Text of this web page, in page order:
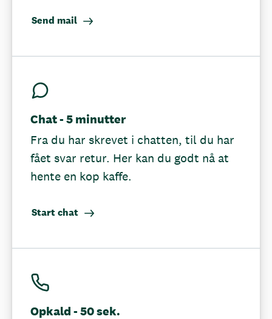
Send mail
Chat - 5 minutter
Fra du har skrevet i chatten, til du har
fået svar retur. Her kan du godt nå at
hente en kop kaffe.
Start chat
Opkald - 50 sek.